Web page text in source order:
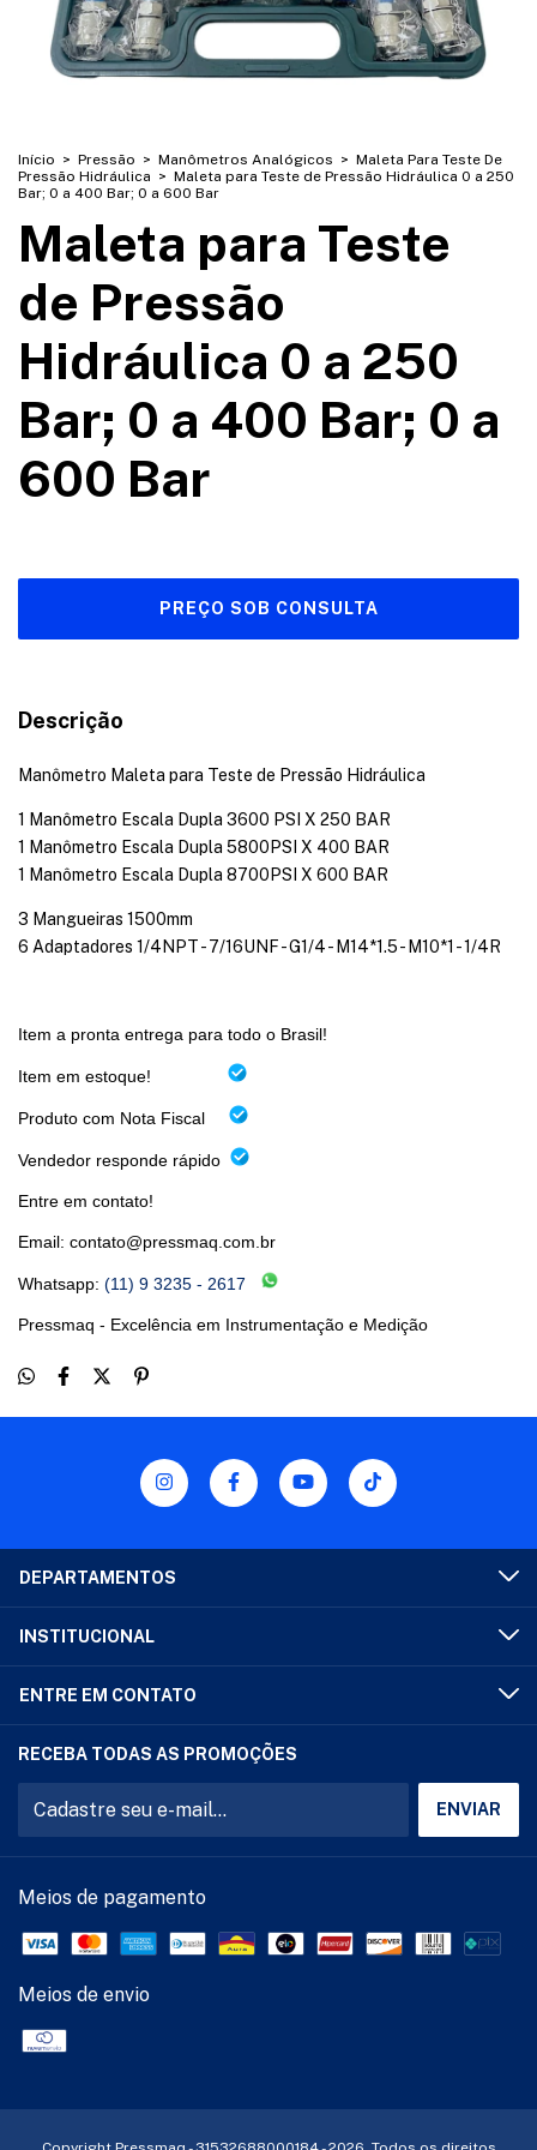
Início > Pressão > Manômetros Analógicos > Maleta Para Teste De
Pressão Hidráulica > Maleta para Teste de Pressão Hidráulica 0 a 250
Bar; 0 a 400 Bar; 0 a 600 Bar
Maleta para Teste
de Pressão
Hidráulica 0 a 250
Bar; 0 a 400 Bar; 0 a
600 Bar
Descrição
Manômetro Maleta para Teste de Pressão Hidráulica
1 Manômetro Escala Dupla 3600 PSI X 250 BAR
1 Manômetro Escala Dupla 5800PSI X 400 BAR
1 Manômetro Escala Dupla 8700PSI X 600 BAR
3 Mangueiras 1500mm
6 Adaptadores 1/4NPT - 7/16UNF - G1/4 - M14*1.5 - M10*1 - 1/4R
Item a pronta entrega para todo o Brasil!
Item em estoque!
Produto com Nota Fiscal
Vendedor responde rápido
Entre em contato!
Email: contato@pressmaq.com.br
Whatsapp: (11) 9 3235 - 2617
Pressmaq - Excelência em Instrumentação e Medição
DEPARTAMENTOS
INSTITUCIONAL
ENTRE EM CONTATO
RECEBA TODAS AS PROMOÇÕES
Meios de pagamento
Meios de envio